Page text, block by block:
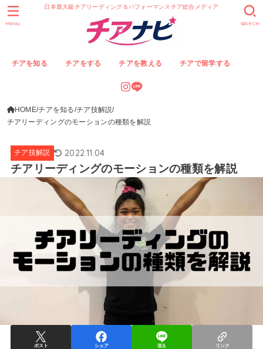
日本最大級チアリーディング＆パフォーマンスチア総合メディア
チアを知る チアをする チアを教える チアで留学する
SEARCH
MENU
HOME チアを知る チア技解説
チアリーディングのモーションの種類を解説
チア技解説 2022.11.04
チアリーディングのモーションの種類を解説
ポスト シェア 送る リンク